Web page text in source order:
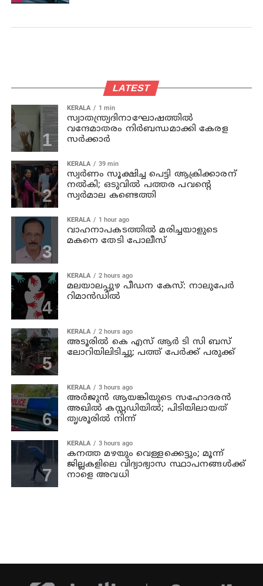
LATEST
KERALA 1 min
സ്വാതന്ത്ര്യദിനാഘോഷത്തില്‍
വന്ദേമാതരം നിര്‍ബന്ധമാക്കി കേരള
സര്‍ക്കാര്‍
KERALA 39 min
സ്വര്‍ണം സൂക്ഷിച്ച പെട്ടി ആക്രിക്കാരന്
നല്‍കി; ഒടുവില്‍ പത്തര പവന്റെ
സ്വര്‍മാല കണ്ടെത്തി
KERALA 1 hour ago
വാഹനാപകടത്തില്‍ മരിച്ചയാളുടെ
മകനെ തേടി പോലീസ്
KERALA 2 hours ago
മലയാലപ്പുഴ പീഡന കേസ്: നാലുപേര്‍
റിമാന്‍ഡില്‍
KERALA 2 hours ago
അടൂരില്‍ കെ എസ് ആര്‍ ടി സി ബസ്
ലോറിയിലിടിച്ചു; പത്ത് പേര്‍ക്ക് പരുക്ക്
KERALA 3 hours ago
അര്‍ജുന്‍ ആയങ്കിയുടെ സഹോദരന്‍
അഖില്‍ കസ്റ്റഡിയില്‍; പിടിയിലായത്
തൃശൂരില്‍ നിന്ന്
KERALA 3 hours ago
കനത്ത മഴയും വെള്ളക്കെട്ടും; മൂന്ന്‌
ജില്ലകളിലെ വിദ്യാഭ്യാസ സ്ഥാപനങ്ങള്‍ക്ക്
നാളെ അവധി